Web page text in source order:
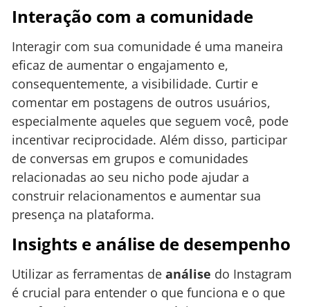
Interação com a comunidade
Interagir com sua comunidade é uma maneira
eficaz de aumentar o engajamento e,
consequentemente, a visibilidade. Curtir e
comentar em postagens de outros usuários,
especialmente aqueles que seguem você, pode
incentivar reciprocidade. Além disso, participar
de conversas em grupos e comunidades
relacionadas ao seu nicho pode ajudar a
construir relacionamentos e aumentar sua
presença na plataforma.
Insights e análise de desempenho
Utilizar as ferramentas de análise do Instagram
é crucial para entender o que funciona e o que